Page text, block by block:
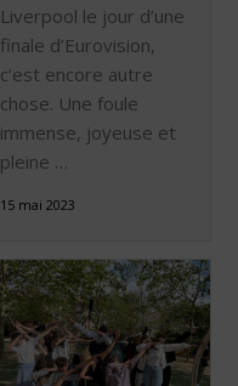
Liverpool le jour d’une
finale d’Eurovision,
c’est encore autre
chose. Une foule
immense, joyeuse et
pleine …
15 mai 2023